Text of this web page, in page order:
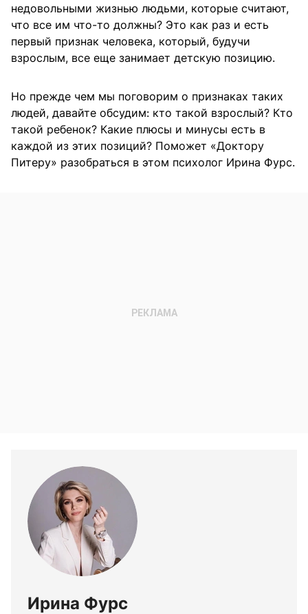
недовольными жизнью людьми, которые считают,
что все им что-то должны? Это как раз и есть
первый признак человека, который, будучи
взрослым, все еще занимает детскую позицию.
Но прежде чем мы поговорим о признаках таких
людей, давайте обсудим: кто такой взрослый? Кто
такой ребенок? Какие плюсы и минусы есть в
каждой из этих позиций? Поможет «Доктору
Питеру» разобраться в этом психолог Ирина Фурс.
Ирина Фурс